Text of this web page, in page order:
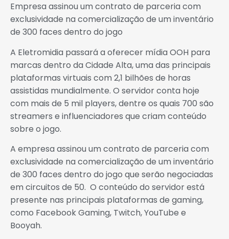
Empresa assinou um contrato de parceria com
exclusividade na comercialização de um inventário
de 300 faces dentro do jogo
A Eletromidia passará a oferecer mídia OOH para
marcas dentro da Cidade Alta, uma das principais
plataformas virtuais com 2,1 bilhões de horas
assistidas mundialmente. O servidor conta hoje
com mais de 5 mil players, dentre os quais 700 são
streamers e influenciadores que criam conteúdo
sobre o jogo.
A empresa assinou um contrato de parceria com
exclusividade na comercialização de um inventário
de 300 faces dentro do jogo que serão negociadas
em circuitos de 50. O conteúdo do servidor está
presente nas principais plataformas de gaming,
como Facebook Gaming, Twitch, YouTube e
Booyah.